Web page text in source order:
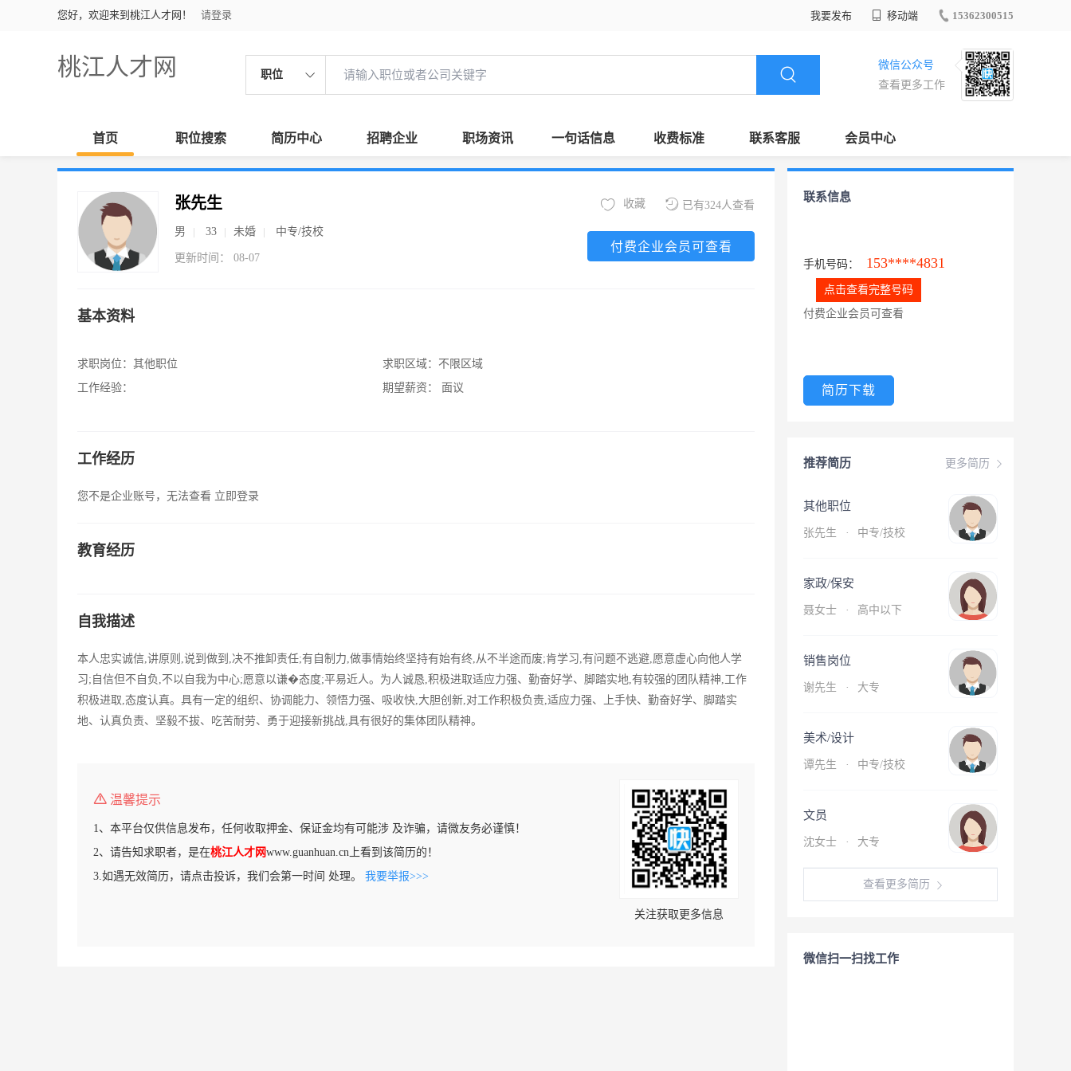
您好，欢迎来到桃江人才网！ 请登录 我要发布 移动端 15362300515
桃江人才网 职位
微信公众号
查看更多工作
首页 职位搜索 简历中心 招聘企业 职场资讯 一句话信息 收费标准 联系客服 会员中心
张先生
男 33 未婚 中专/技校
更新时间： 08-07
已有324人查看
收藏
付费企业会员可查看
基本资料
求职岗位： 其他职位
工作经验：
求职区域： 不限区域
期望薪资：
面议
工作经历
您不是企业账号，无法查看 立即登录
教育经历
自我描述
本人忠实诚信,讲原则,说到做到,决不推卸责任;有自制力,做事情始终坚持有始有终,从不半途而废;肯学习,有问题不逃避,愿意虚心向他人学
习;自信但不自负,不以自我为中心;愿意以谦�态度;平易近人。为人诚恳,积极进取适应力强、勤奋好学、脚踏实地,有较强的团队精神,工作
积极进取,态度认真。具有一定的组织、协调能力、领悟力强、吸收快,大胆创新,对工作积极负责,适应力强、上手快、勤奋好学、脚踏实
地、认真负责、坚毅不拔、吃苦耐劳、勇于迎接新挑战,具有很好的集体团队精神。
温馨提示
1、本平台仅供信息发布，任何收取押金、保证金均有可能涉 及诈骗，请微友务必谨慎！
2、请告知求职者，是在桃江人才网www.guanhuan.cn上看到该简历的！
3.如遇无效简历，请点击投诉，我们会第一时间 处理。 我要举报>>>
关注获取更多信息
联系信息
手机号码： 153****4831
点击查看完整号码
付费企业会员可查看
简历下载
更多简历
推荐简历
其他职位
张先生 · 中专/技校
家政/保安
聂女士 · 高中以下
销售岗位
谢先生 · 大专
美术/设计
谭先生 · 中专/技校
文员
沈女士 · 大专
查看更多简历
微信扫一扫找工作